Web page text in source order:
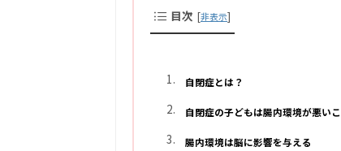
目次 [非表示]
自閉症とは？
自閉症の子どもは腸内環境が悪い
腸内環境は脳に影響を与える